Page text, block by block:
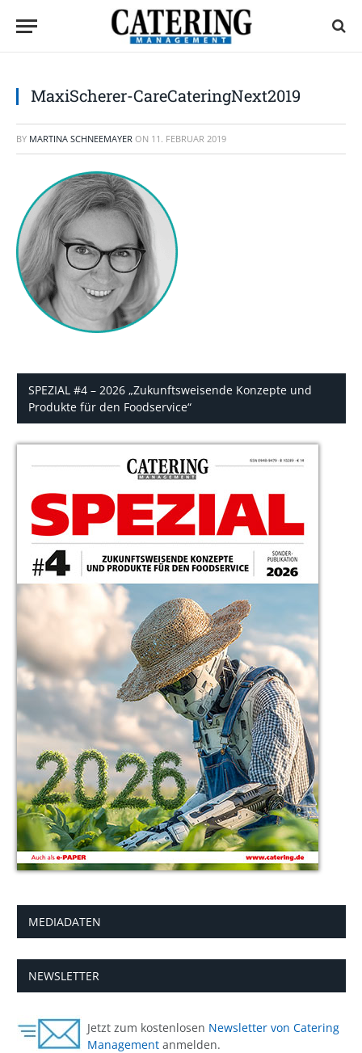
MaxiScherer-CareCateringNext2019
BY MARTINA SCHNEEMAYER ON 11. FEBRUAR 2019
SPEZIAL #4 – 2026 „Zukunftsweisende Konzepte und
Produkte für den Foodservice“
MEDIADATEN
NEWSLETTER
Jetzt zum kostenlosen Newsletter von Catering
Management anmelden.